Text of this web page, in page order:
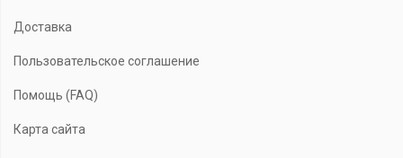
Доставка
Пользовательское соглашение
Помощь (FAQ)
Карта сайта